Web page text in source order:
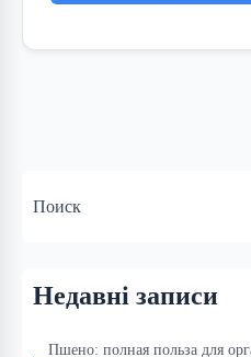
Поиск
Недавні записи
Пшено: полная польза для